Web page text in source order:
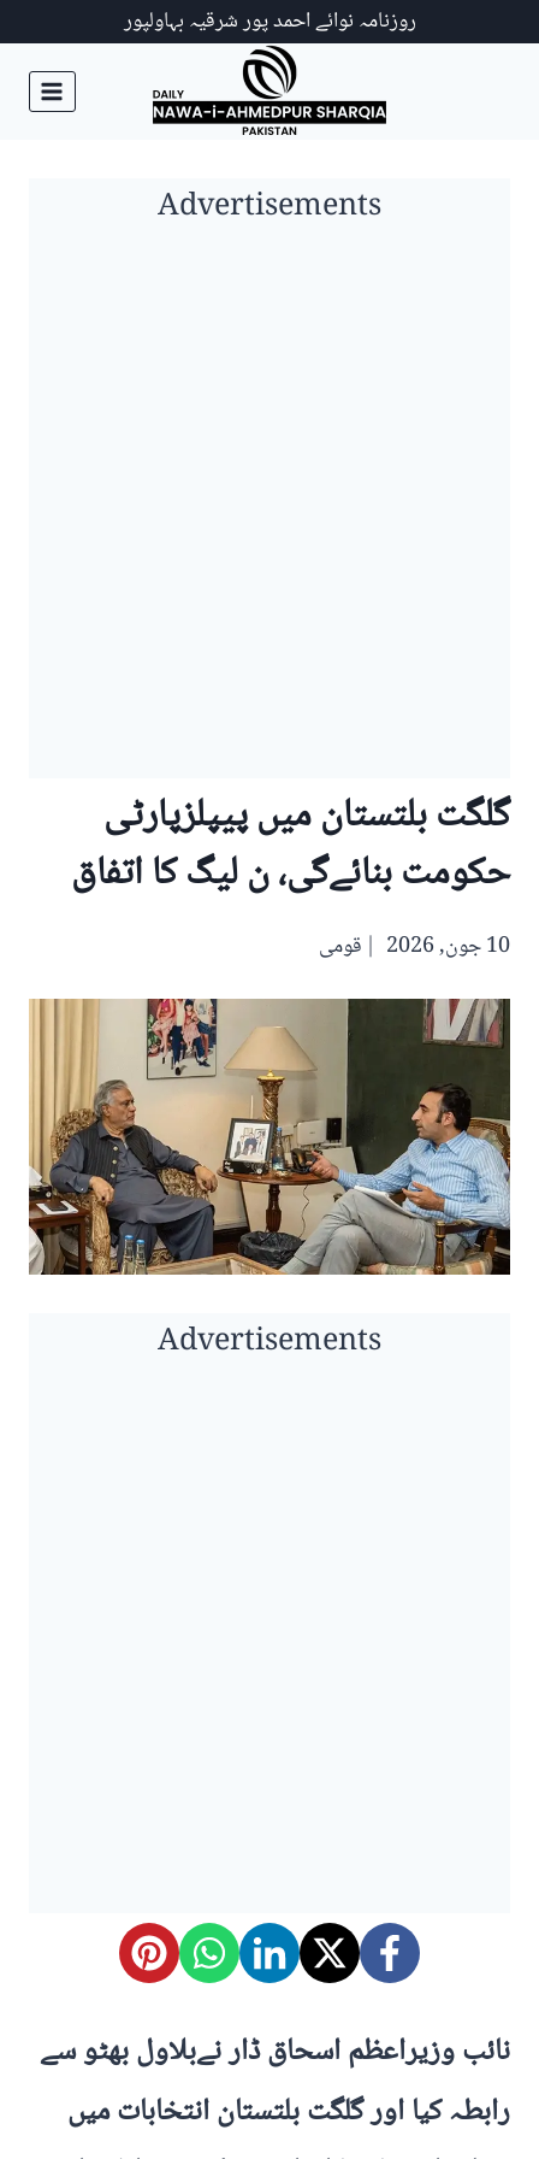
روزنامہ نوائے احمد پور شرقیہ بہاولپور
Advertisements
گلگت بلتستان میں پیپلزپارٹی
حکومت بنائےگی، ن لیگ کا اتفاق
10 جون, 2026 قومی
Advertisements
نائب وزیراعظم اسحاق ڈار نےبلاول بھٹو سے
رابطہ کیا اور گلگت بلتستان انتخابات میں